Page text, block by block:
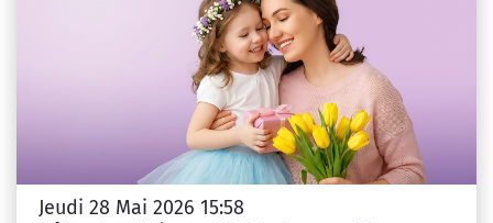
Jeudi 28 Mai 2026 15:58